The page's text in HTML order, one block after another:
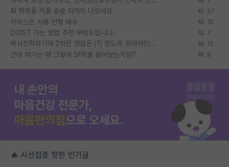
AI 학회들 거품 슬슬 지적이 나오네요 27
카이스트 서류 전형 배수 10
DGIST 가는 방법 추천 부탁드립니다. 7
박사진학하기에 2억은 괜찮은 (?) 정도의 경제력인가요 15
근데 여기는 왜 그렇게 SPK를 물어보는거임? 9
🔥 시선집중 핫한 인기글